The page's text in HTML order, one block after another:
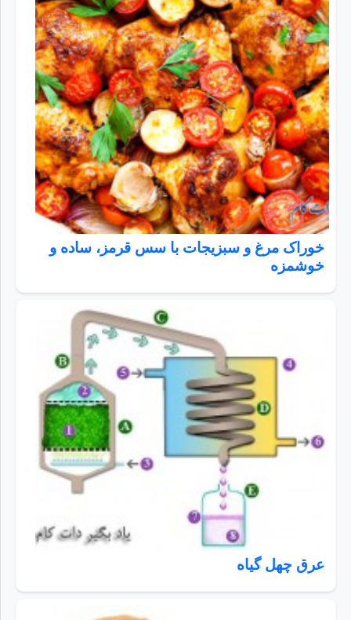
خوراک مرغ و سبزیجات با سس قرمز، ساده و
خوشمزه
عرق چهل گیاه